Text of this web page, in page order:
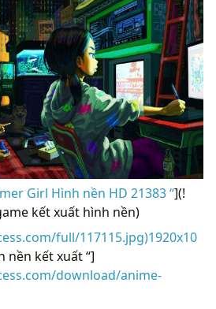
Girl Hình nền HD 21383 “](!
kết xuất hình nền)
full/117115.jpg)1920x10
nền kết xuất “]
download/anime-